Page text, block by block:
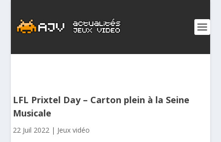
LFL Prixtel Day – Carton plein à la Seine
Musicale
22 Juil 2022 | Jeux vidéo